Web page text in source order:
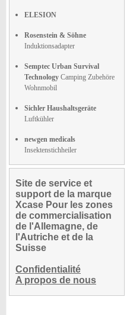
ELESION
Rosenstein & Söhne
Induktionsadapter
Semptec Urban Survival
Technology Camping Zubehöre
Wohnmobil
Sichler Haushaltsgeräte
Luftkühler
newgen medicals
Insektenstichheiler
Site de service et
support de la marque
Xcase Pour les zones
de commercialisation
de l'Allemagne, de
l'Autriche et de la
Suisse
Confidentialité
A propos de nous